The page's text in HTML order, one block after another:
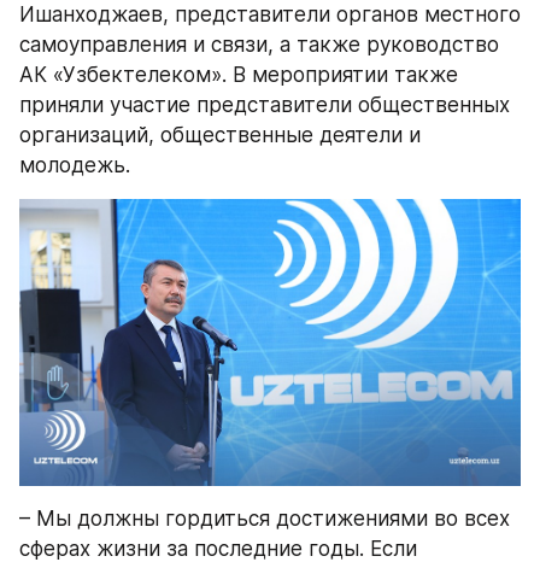
Ишанходжаев, представители органов местного
самоуправления и связи, а также руководство
АК «Узбектелеком». В мероприятии также
приняли участие представители общественных
организаций, общественные деятели и
молодежь.
– Мы должны гордиться достижениями во всех
сферах жизни за последние годы. Если